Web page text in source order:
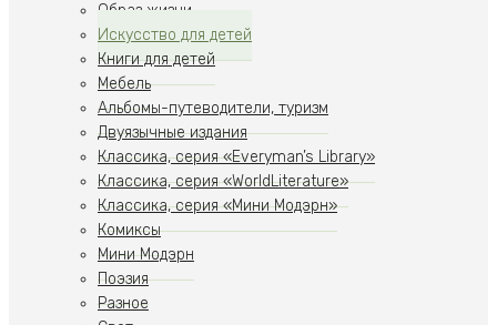
Образ жизни
Искусство для детей
Книги для детей
Мебель
Альбомы-путеводители, туризм
Двуязычные издания
Классика, серия «Everyman’s Library»
Классика, серия «WorldLiterature»
Классика, серия «Мини Модэрн»
Комиксы
Мини Модэрн
Поэзия
Разное